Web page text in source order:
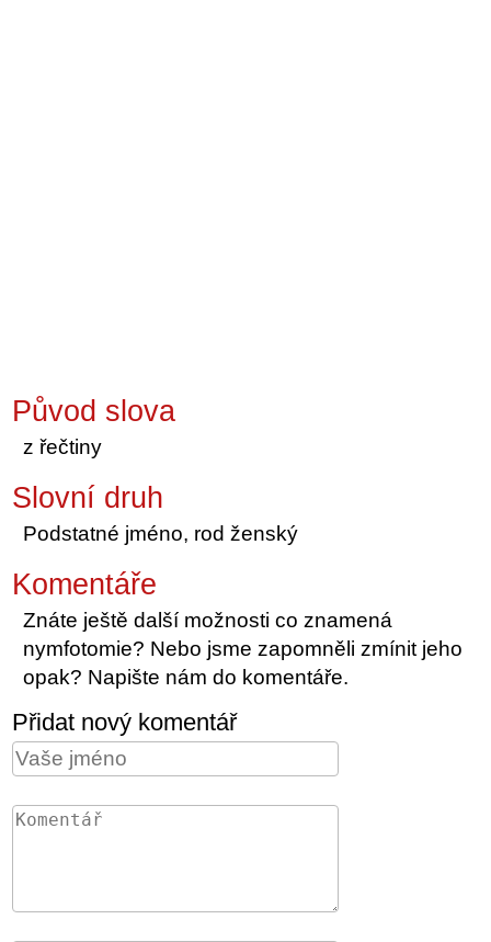
Původ slova
z řečtiny
Slovní druh
Podstatné jméno, rod ženský
Komentáře
Znáte ještě další možnosti co znamená
nymfotomie? Nebo jsme zapomněli zmínit jeho
opak? Napište nám do komentáře.
Přidat nový komentář